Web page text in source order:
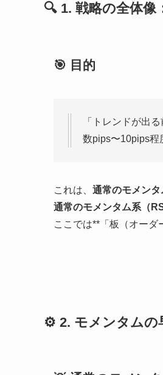
🔍 1. 戦略の全体
🎯 目的
「トレンドが出
数pips〜10pips程
これは、 通常のモメンタ
通常のモメンタム系（
ここでは**「板（オーダ
⚙️ 2. モメンタムの